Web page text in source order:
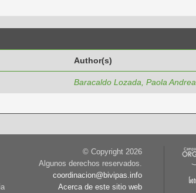
Author(s)
Baracaldo Lozada, Paola Andrea
© Copyright 2026
Algunos derechos reservados.
coordinacion@bivipas.info
Acerca de este sitio web